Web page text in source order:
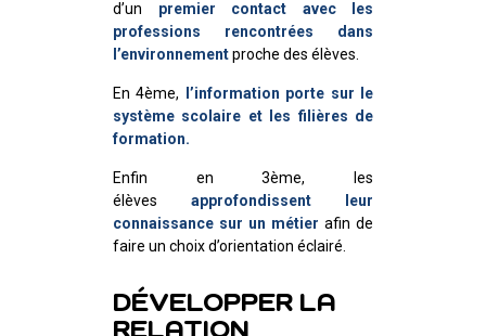
d’un premier contact avec les
professions rencontrées dans
l’environnementproche des élèves.
En 4ème,
l’information porte sur le
système scolaire et les filières de
formation.
Enfin en 3ème, les
élèves approfondissent leur
connaissance sur un métier afin de
faire un choix d’orientation éclairé.
DÉVELOPPER LA